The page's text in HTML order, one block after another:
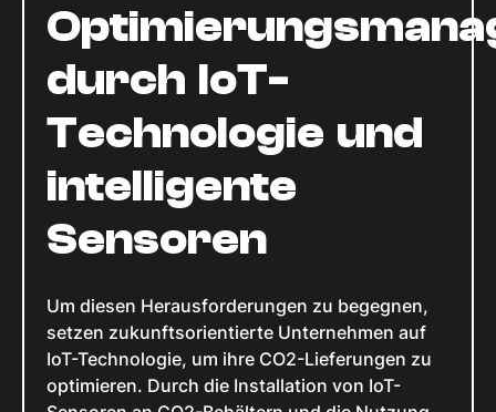
durch IoT-
Technologie und
intelligente
Sensoren
Um diesen Herausforderungen zu begegnen,
setzen zukunftsorientierte Unternehmen auf
IoT-Technologie, um ihre CO2-Lieferungen zu
optimieren. Durch die Installation von IoT-